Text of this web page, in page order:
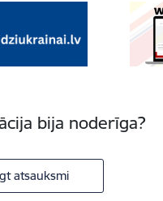
bija noderīga?
atsauksmi